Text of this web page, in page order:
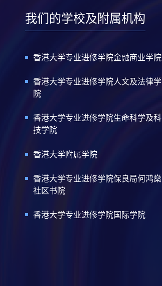
我们的学校及附属机构
香港大学专业进修学院金融商业学院
香港大学专业进修学院人文及法律学
院
香港大学专业进修学院生命科学及科
技学院
香港大学附属学院
香港大学专业进修学院保良局何鸿燊
社区书院
香港大学专业进修学院国际学院